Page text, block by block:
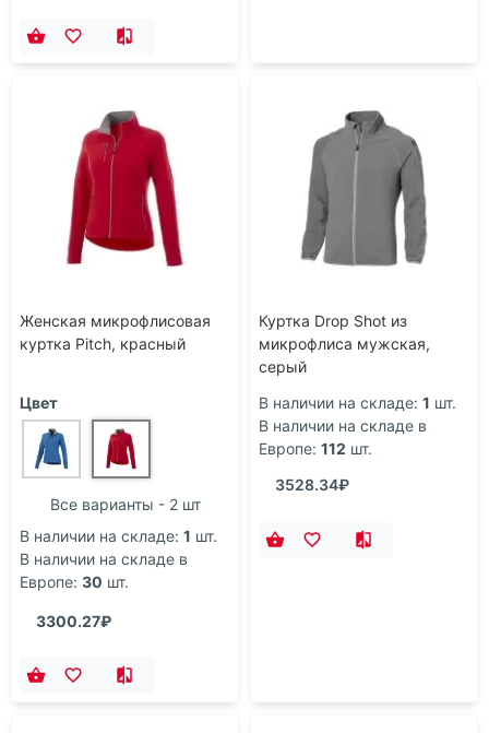
Женская микрофлисовая
куртка Pitch, красный
Цвет
Все варианты - 2 шт
В наличии на складе: 1 шт.
В наличии на складе в
Европе: 30 шт.
3300.27₽
Куртка Drop Shot из
микрофлиса мужская,
серый
В наличии на складе: 1 шт.
В наличии на складе в
Европе: 112 шт.
3528.34₽